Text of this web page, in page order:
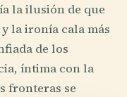
la ilusión de que
la ironía cala más
de los
íntima con la
fronteras se